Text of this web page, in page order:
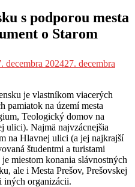
s podporou mesta
o Starom
decembra 202427. decembra
je vlastníkom viacerých
pamiatok na území mesta
Teologický domov na
ulici). Najmä najvzácnejšia
na Hlavnej ulici (a jej najkrajší
študentmi a turistami
miestom konania slávnostných
ale i Mesta Prešov, Prešovskej
iných organizácii.